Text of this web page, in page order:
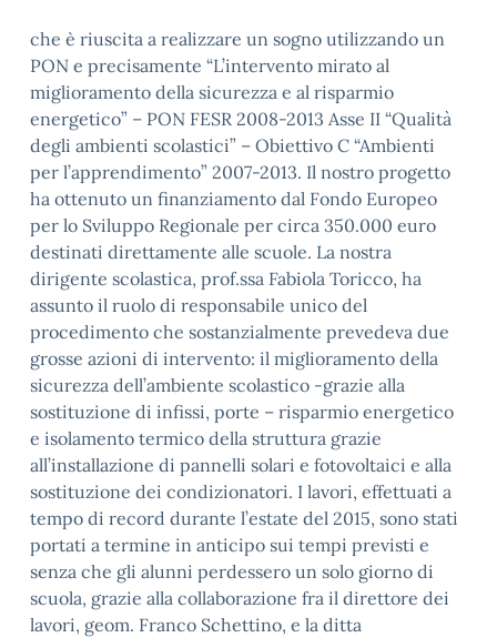
che è riuscita a realizzare un sogno utilizzando un
PON e precisamente “L’intervento mirato al
miglioramento della sicurezza e al risparmio
energetico” – PON FESR 2008-2013 Asse II “Qualità
degli ambienti scolastici” – Obiettivo C “Ambienti
per l’apprendimento” 2007-2013. Il nostro progetto
ha ottenuto un finanziamento dal Fondo Europeo
per lo Sviluppo Regionale per circa 350.000 euro
destinati direttamente alle scuole. La nostra
dirigente scolastica, prof.ssa Fabiola Toricco, ha
assunto il ruolo di responsabile unico del
procedimento che sostanzialmente prevedeva due
grosse azioni di intervento: il miglioramento della
sicurezza dell’ambiente scolastico -grazie alla
sostituzione di infissi, porte – risparmio energetico
e isolamento termico della struttura grazie
all’installazione di pannelli solari e fotovoltaici e alla
sostituzione dei condizionatori. I lavori, effettuati a
tempo di record durante l’estate del 2015, sono stati
portati a termine in anticipo sui tempi previsti e
senza che gli alunni perdessero un solo giorno di
scuola, grazie alla collaborazione fra il direttore dei
lavori, geom. Franco Schettino, e la ditta